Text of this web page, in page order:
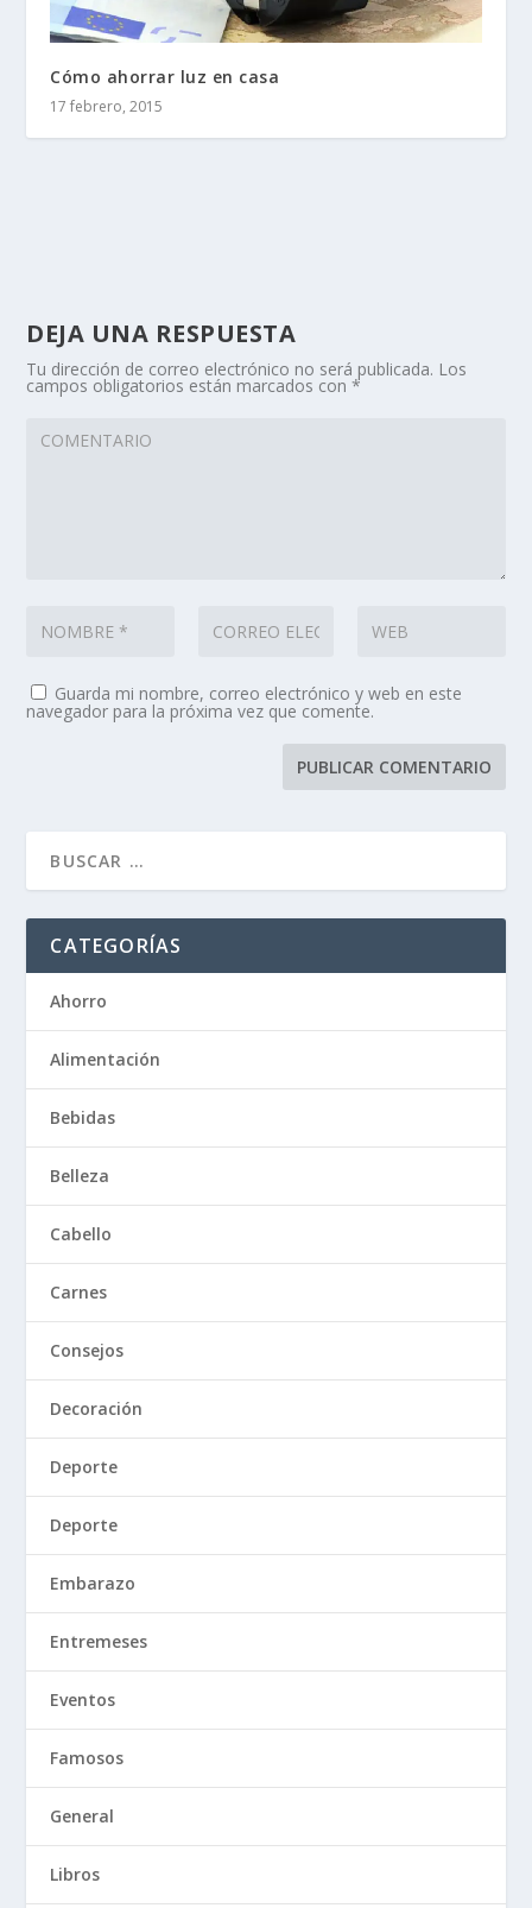
Cómo ahorrar luz en casa
17 febrero, 2015
DEJA UNA RESPUESTA
Tu dirección de correo electrónico no será publicada. Los
campos obligatorios están marcados con*
Guarda mi nombre, correo electrónico y web en este
navegador para la próxima vez que comente.
CATEGORÍAS
Ahorro
Alimentación
Bebidas
Belleza
Cabello
Carnes
Consejos
Decoración
Deporte
Deporte
Embarazo
Entremeses
Eventos
Famosos
General
Libros